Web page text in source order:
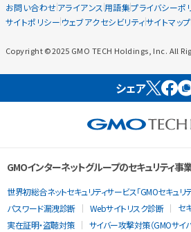
お問い合わせアライアンス 用語集プライバシーポ
サイトポリシー ウェブアクセシビリティサイトマップ
Copyright ©2025 GMO TECH Holdings, Inc. All
シェア
GMOインターネットグループのセキュリティ事
世界初総合ネットセキュリティサービス「GMOセキュリテ
パスワード漏洩診断
Webサイトリスク診断
セ
実在証明・盗聴対策
サイバー攻撃対策（GMOサイ